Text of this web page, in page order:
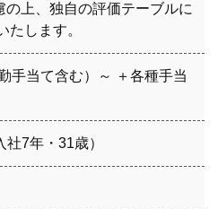
上、独自の評価テーブルに
たします。
手当て含む）～ ＋各種手当
社7年・31歳）